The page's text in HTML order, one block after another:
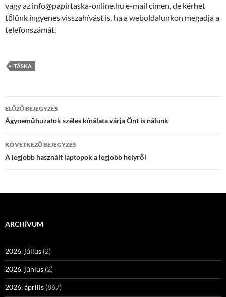
vagy az info@papirtaska-online.hu e-mail címen, de kérhet
tőlünk ingyenes visszahívást is, ha a weboldalunkon megadja a
telefonszámát.
TÁSKA
Bejegyzések
navigációja
ELŐZŐ BEJEGYZÉS
Ágyneműhuzatok széles kínálata várja Önt is nálunk
KÖVETKEZŐ BEJEGYZÉS
A legjobb használt laptopok a legjobb helyről
ARCHÍVUM
2026. július (2)
2026. június (2)
2026. április (867)